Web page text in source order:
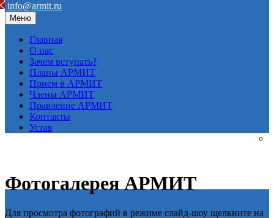
info@armit.ru
Меню
Главная
О нас
Зачем вступать?
Планы АРМИТ
Прием в АРМИТ
Члены АРМИТ
Правление АРМИТ
Контакты
Устав
Фотогалерея АРМИТ
Для просмотра фотографий в режиме слайд-шоу щелкните на